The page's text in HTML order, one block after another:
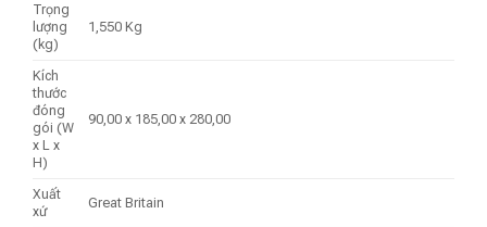
Trọng
lượng
(kg)
1,550 Kg
Kích
thước
đóng
gói (W
x L x
H)
90,00 x 185,00 x 280,00
Xuất
xứ
Great Britain